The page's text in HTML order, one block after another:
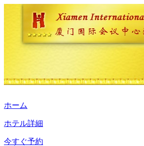
ホーム
ホテル詳細
今すぐ予約